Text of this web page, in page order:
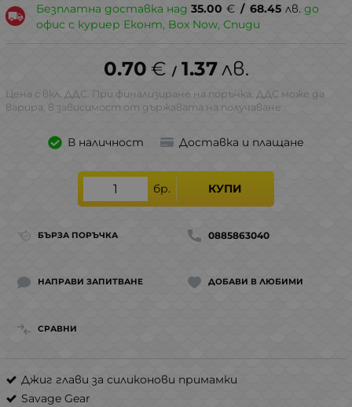
Безплатна доставка над 35.00 € / 68.45 лв. до
офис с куриер Еконт, Box Now, Спиди
0.70 € / 1.37 лв.
Цена с вкл. ДДС. При финализиране на поръчка, ДДС може да
варира, в зависимост от държавата на получаване.
В наличност Доставка и плащане
бр. КУПИ
БЪРЗА ПОРЪЧКА 0885863040
НАПРАВИ ЗАПИТВАНЕ ДОБАВИ В ЛЮБИМИ
СРАВНИ
Джиг глави за силиконови примамки
Savage Gear